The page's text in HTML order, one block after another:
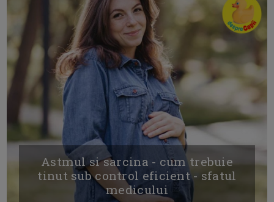
Astmul si sarcina - cum trebuie
tinut sub control eficient - sfatul
medicului